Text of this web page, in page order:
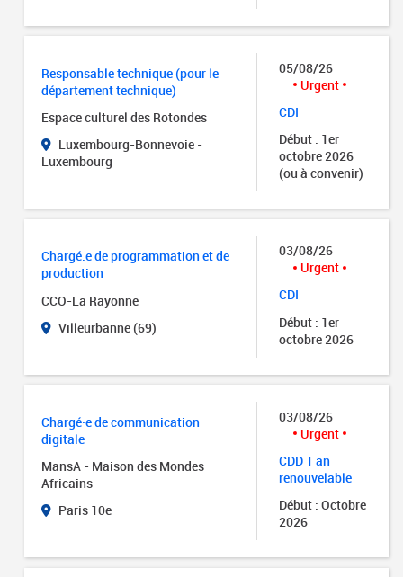
Responsable technique (pour le
département technique)
Espace culturel des Rotondes
Luxembourg-Bonnevoie -
Luxembourg
05/08/26
Urgent
CDI
Début : 1er
octobre 2026
(ou à convenir)
Chargé.e de programmation et de
production
CCO-La Rayonne
Villeurbanne (69)
03/08/26
Urgent
CDI
Début : 1er
octobre 2026
Chargé·e de communication
digitale
MansA - Maison des Mondes
Africains
Paris 10e
03/08/26
Urgent
CDD 1 an
renouvelable
Début : Octobre
2026